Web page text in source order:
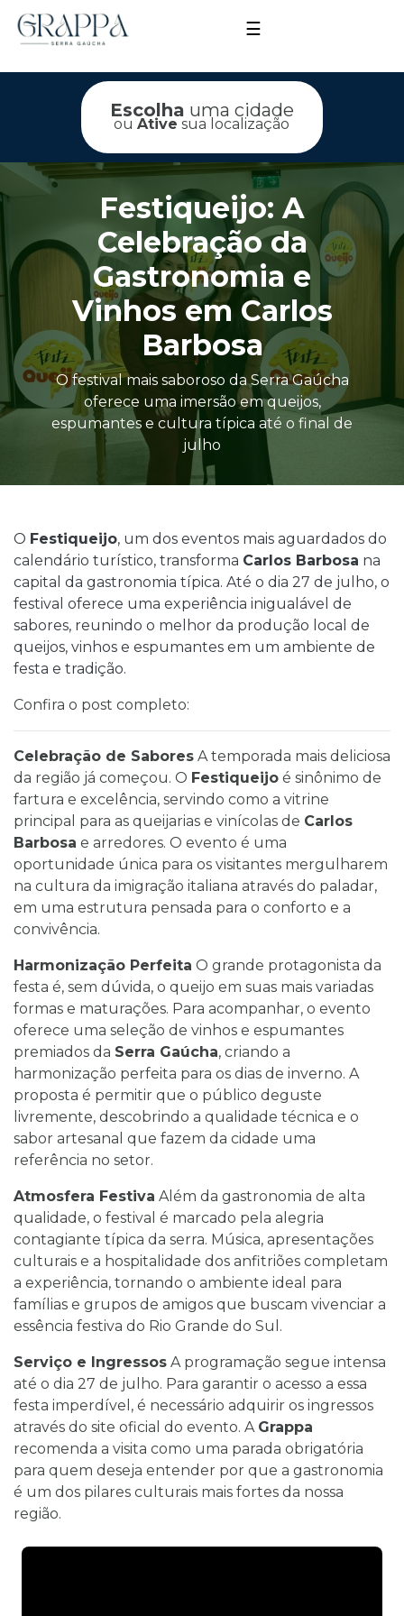
☰
Escolha uma cidade
ouAtive sua localização
Festiqueijo: A
Celebração da
Gastronomia e
Vinhos em Carlos
Barbosa
O festival mais saboroso da Serra Gaúcha
oferece uma imersão em queijos,
espumantes e cultura típica até o final de
julho
O Festiqueijo, um dos eventos mais aguardados do
calendário turístico, transforma Carlos Barbosa na
capital da gastronomia típica. Até o dia 27 de julho, o
festival oferece uma experiência inigualável de
sabores, reunindo o melhor da produção local de
queijos, vinhos e espumantes em um ambiente de
festa e tradição.
Confira o post completo:
Celebração de Sabores A temporada mais deliciosa
da região já começou. O Festiqueijo é sinônimo de
fartura e excelência, servindo como a vitrine
principal para as queijarias e vinícolas de Carlos
Barbosa e arredores. O evento é uma
oportunidade única para os visitantes mergulharem
na cultura da imigração italiana através do paladar,
em uma estrutura pensada para o conforto e a
convivência.
Harmonização Perfeita O grande protagonista da
festa é, sem dúvida, o queijo em suas mais variadas
formas e maturações. Para acompanhar, o evento
oferece uma seleção de vinhos e espumantes
premiados da Serra Gaúcha, criando a
harmonização perfeita para os dias de inverno. A
proposta é permitir que o público deguste
livremente, descobrindo a qualidade técnica e o
sabor artesanal que fazem da cidade uma
referência no setor.
Atmosfera Festiva Além da gastronomia de alta
qualidade, o festival é marcado pela alegria
contagiante típica da serra. Música, apresentações
culturais e a hospitalidade dos anfitriões completam
a experiência, tornando o ambiente ideal para
famílias e grupos de amigos que buscam vivenciar a
essência festiva do Rio Grande do Sul.
Serviço e Ingressos A programação segue intensa
até o dia 27 de julho. Para garantir o acesso a essa
festa imperdível, é necessário adquirir os ingressos
através do site oficial do evento. A Grappa
recomenda a visita como uma parada obrigatória
para quem deseja entender por que a gastronomia
é um dos pilares culturais mais fortes da nossa
região.